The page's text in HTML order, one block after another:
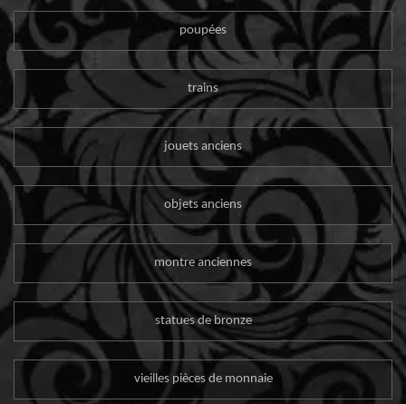
poupées
trains
jouets anciens
objets anciens
montre anciennes
statues de bronze
vieilles pièces de monnaie